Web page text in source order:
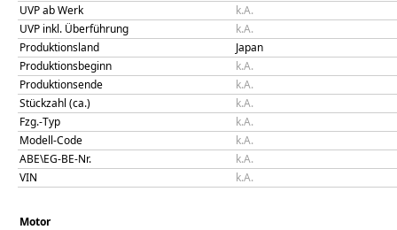
UVP ab Werk
k.A.
UVP inkl. Überführung
k.A.
Produktionsland
Japan
Produktionsbeginn
k.A.
Produktionsende
k.A.
Stückzahl (ca.)
k.A.
Fzg.-Typ
k.A.
Modell-Code
k.A.
ABE\EG-BE-Nr.
k.A.
VIN
k.A.
Motor